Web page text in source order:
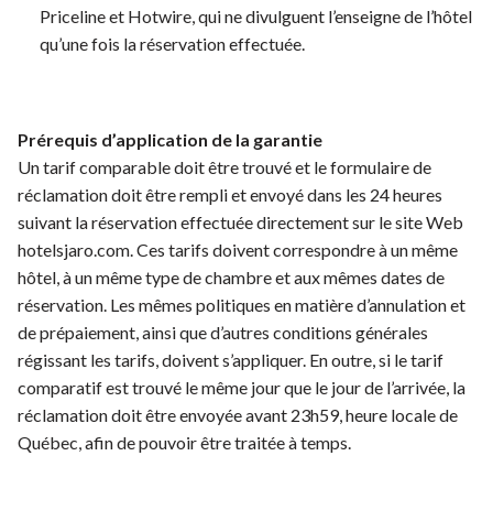
Priceline et Hotwire, qui ne divulguent l’enseigne de l’hôtel
qu’une fois la réservation effectuée.
Prérequis d’application de la garantie
Un tarif comparable doit être trouvé et le formulaire de
réclamation doit être rempli et envoyé dans les 24 heures
suivant la réservation effectuée directement sur le site Web
hotelsjaro.com. Ces tarifs doivent correspondre à un même
hôtel, à un même type de chambre et aux mêmes dates de
réservation. Les mêmes politiques en matière d’annulation et
de prépaiement, ainsi que d’autres conditions générales
régissant les tarifs, doivent s’appliquer. En outre, si le tarif
comparatif est trouvé le même jour que le jour de l’arrivée, la
réclamation doit être envoyée avant 23h59, heure locale de
Québec, afin de pouvoir être traitée à temps.